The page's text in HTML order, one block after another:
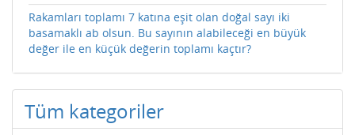
Rakamları toplamı 7 katına eşit olan doğal sayı iki
basamaklı ab olsun. Bu sayının alabileceği en büyük
değer ile en küçük değerin toplamı kaçtır?
Tüm kategoriler